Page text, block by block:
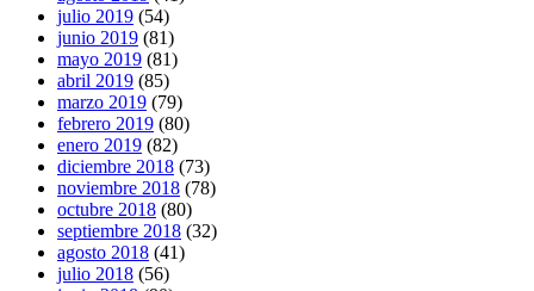
julio 2019 (54)
junio 2019 (81)
mayo 2019 (81)
abril 2019 (85)
marzo 2019 (79)
febrero 2019 (80)
enero 2019 (82)
diciembre 2018 (73)
noviembre 2018 (78)
octubre 2018 (80)
septiembre 2018 (32)
agosto 2018 (41)
julio 2018 (56)